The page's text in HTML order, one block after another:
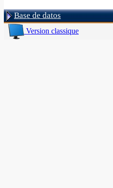
Base de datos
Version classique